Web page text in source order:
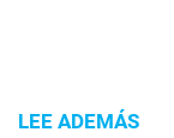
LEE ADEMÁS